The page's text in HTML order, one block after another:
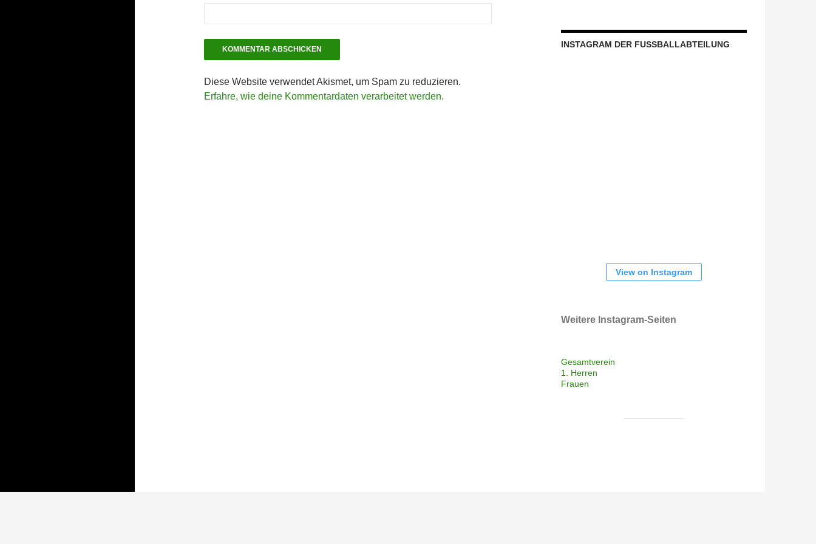
Diese Website verwendet Akismet, um Spam zu reduzieren.
Erfahre, wie deine Kommentardaten verarbeitet werden.
INSTAGRAM DER FUSSBALLABTEILUNG
View on Instagram
Weitere Instagram-Seiten
Gesamtverein
1. Herren
Frauen